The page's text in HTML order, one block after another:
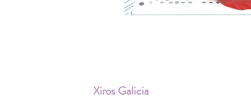
Xiros Galicia